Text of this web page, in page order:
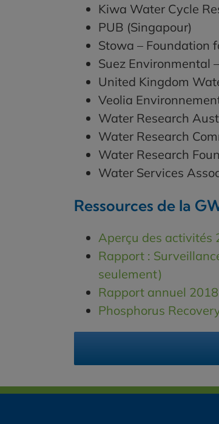
Kiwa Water Cycle
PUB (Singapour)
Stowa – Foundation
Suez Environmental
United Kingdom
Veolia
Water Research
Water Research
Water Research
Water Services
Ressources de la
Aperçu des activités
Rapport :
seulement)
Rapport annuel
Phosphorus